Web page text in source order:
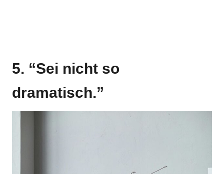
5. “Sei nicht so
dramatisch.”